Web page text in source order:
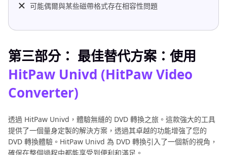
可能偶爾與某些磁帶格式存在相容性問題
第三部分： 最佳替代方案：使用
HitPaw Univd (HitPaw Video
Converter)
透過 HitPaw Univd，體驗無縫的 DVD 轉換之旅。這款強大的工具
提供了一個量身定製的解決方案，透過其卓越的功能增強了您的
DVD 轉換體驗。HitPaw Univd 為 DVD 轉換引入了一個新的視角，
確保在整個過程中都能享受到便利和滿足。